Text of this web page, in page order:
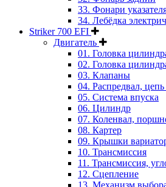
33. Фонари
34. Лебёдка
Striker 700 EFI
Двигатель
01. Головка
02. Головка
03. Клапаны
04. Распредвал,
05. Система впуска
06. Цилиндр
07. Коленвал,
08. Картер
09. Крышки
10. Трансмиссия
11. Трансмиссия,
12. Сцепление
13. Механизм